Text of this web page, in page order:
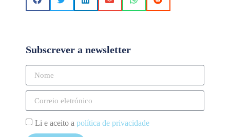
Subscrever a newsletter
Li e aceito a política de privacidade